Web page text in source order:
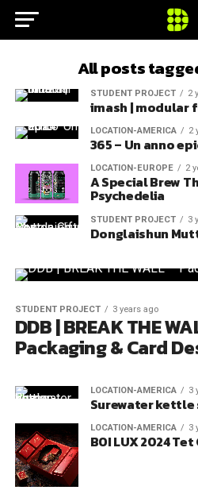
All posts
STUDENT PROJECT 2
imash | modular
LOCATION-AMERICA 2
365 – Un anno
LOCATION-EUROPE 2
A Special Brew
Psychedelia
STUDENT PROJECT 3
Donglaishun
STUDENT PROJECT 3 years ago
DDB | BREAK THE
Packaging & Card
LOCATION-AMERICA 3
Surewater kettle
LOCATION-AMERICA 3
BOI LUX 2024